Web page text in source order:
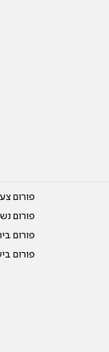
פורום
פורום
פורום
פורום